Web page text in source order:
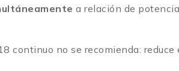
a relación de
continuo no se recomienda: reduce